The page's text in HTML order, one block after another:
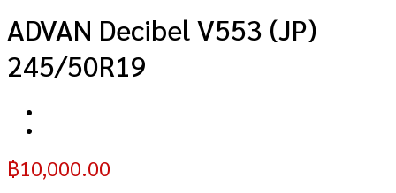
ADVAN Decibel V553 (JP)
245/50R19
฿10,000.00